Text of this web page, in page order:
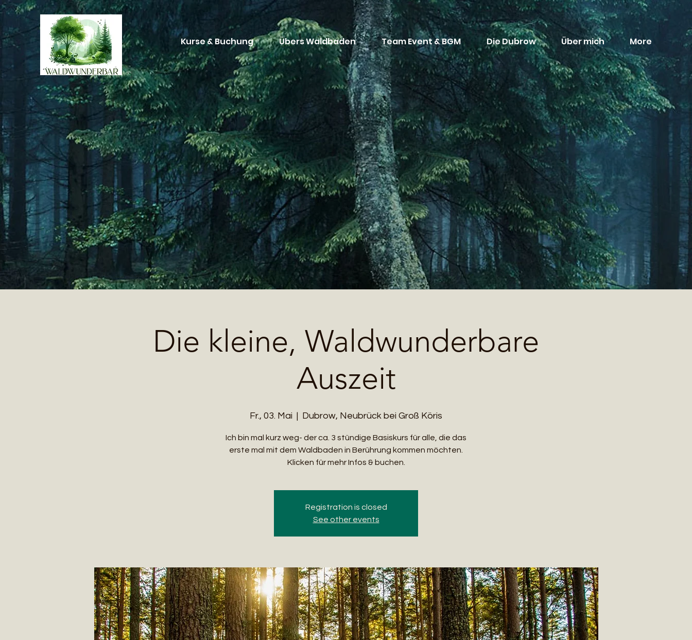
Kurse & Buchung Übers Waldbaden Team Event & BGM Die Dubrow Über mich More
Die kleine, Waldwunderbare
Auszeit
Fr., 03. Mai
  |
Dubrow, Neubrück bei Groß Köris
Ich bin mal kurz weg- der ca. 3 stündige Basiskurs für alle, die das
erste mal mit dem Waldbaden in Berührung kommen möchten.
Klicken für mehr Infos & buchen.
Registration is closed
See other events